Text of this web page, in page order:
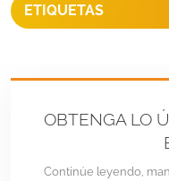
ETIQUETAS
OBTENGA LO
Continúe leyendo,